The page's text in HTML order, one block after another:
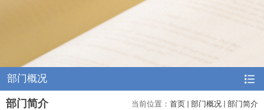
部门概况
当前位置： 首页 部门概况 部门简介
部门简介